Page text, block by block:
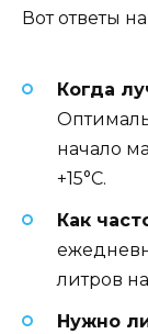
Вот ответы
Когда
начало
+15°C.
Как
литров
Нужно